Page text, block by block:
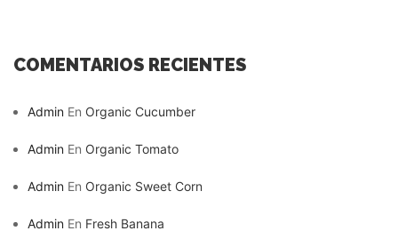
COMENTARIOS RECIENTES
Admin En Organic Cucumber
Admin En Organic Tomato
Admin En Organic Sweet Corn
Admin En Fresh Banana